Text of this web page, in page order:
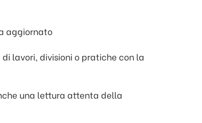
aggiornato
lavori, divisioni o pratiche con la
una lettura attenta della